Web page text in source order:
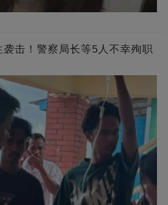
击！警察局长等5人不幸殉职